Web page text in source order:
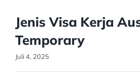
Jenis Visa Kerja
Temporary
Juli 4, 2025